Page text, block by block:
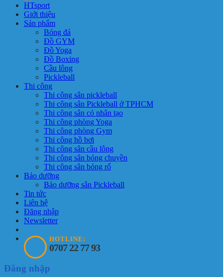
HTsport
Giới thiệu
Sản phẩm
Bóng đá
Đồ GYM
Đồ Yoga
Đồ Boxing
Cầu lông
Pickleball
Thi công
Thi công sân pickleball
Thi công sân Pickleball ở TPHCM
Thi công sân cỏ nhân tạo
Thi công phòng Yoga
Thi công phòng Gym
Thi công hồ bơi
Thi công sân cầu lông
Thi công sân bóng chuyền
Thi công sân bóng rổ
Bảo dưỡng
Bảo dưỡng sân Pickleball
Tin tức
Liên hệ
Đăng nhập
Newsletter
HOTLINE:
0707 22 77 93
Đăng nhập